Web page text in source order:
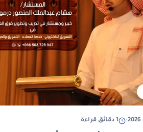
• 1 دقائق قراءة